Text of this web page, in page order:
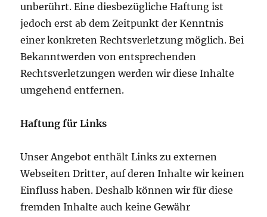
unberührt. Eine diesbezügliche Haftung ist
jedoch erst ab dem Zeitpunkt der Kenntnis
einer konkreten Rechtsverletzung möglich. Bei
Bekanntwerden von entsprechenden
Rechtsverletzungen werden wir diese Inhalte
umgehend entfernen.
Haftung für Links
Unser Angebot enthält Links zu externen
Webseiten Dritter, auf deren Inhalte wir keinen
Einfluss haben. Deshalb können wir für diese
fremden Inhalte auch keine Gewähr